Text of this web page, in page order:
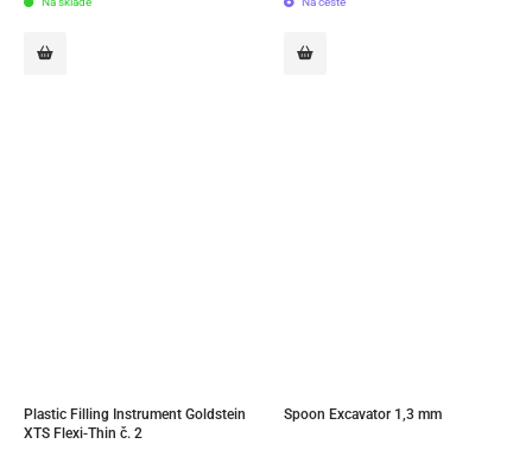
Plastic Filling Instrument Goldstein
XTS Flexi-Thin č. 2
Spoon Excavator 1,3 mm